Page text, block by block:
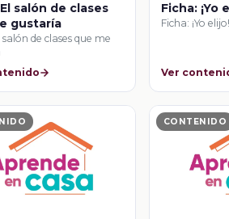
salón de clases
gustaría
salón de clases que me
Ficha: ¡Yo
Ficha: ¡Yo elijo!
Ver
CONTENIDO